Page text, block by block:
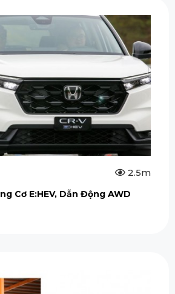
2.5m
Cơ E:HEV, Dẫn Động AWD